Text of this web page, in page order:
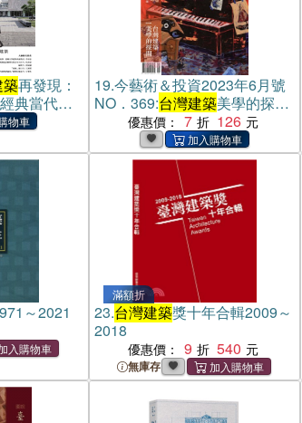
築再發現：
典當代前
19.今藝術＆投資2023年6月號
NO．369:台灣建築美學的探問
從威尼斯建築雙年展、X-site到
建築中心(電子書)
優惠價： 7 126
～2021
滿額折
23.台灣建築獎十年合輯2009～
2018
優惠價： 9 540
無庫存